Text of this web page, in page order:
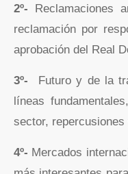
2º- Reclamaciones
reclamación por
aprobación del Real
3º- Futuro y de la
líneas
sector,
4º- Mercados